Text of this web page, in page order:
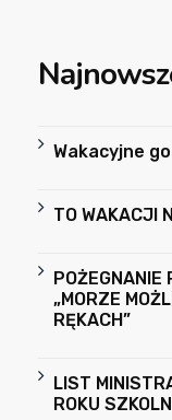
Wakacyjne
TO WAKACJI
POŻEGNANIE
„MORZE
RĘKACH”
LIST
ROKU